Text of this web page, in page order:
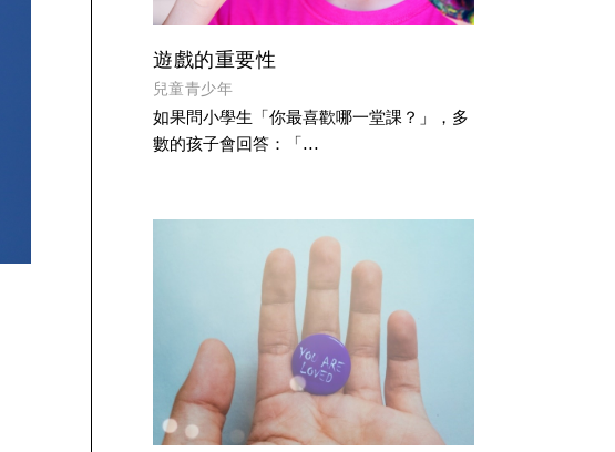
遊戲的重要性
兒童青少年
如果問小學生「你最喜歡哪一堂課？」，多
數的孩子會回答：「...